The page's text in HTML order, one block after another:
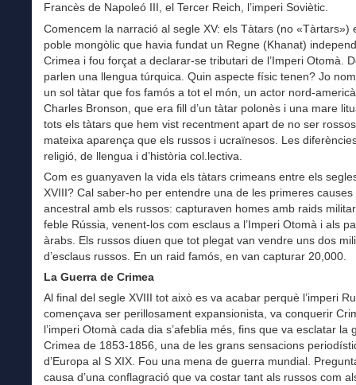
Francès de Napoleó III, el Tercer Reich, l’imperi Soviètic.
Comencem la narració al segle XV: els Tàtars (no «Tàrtars»)
poble mongòlic que havia fundat un Regne (Khanat)
Crimea i fou forçat a declarar-se tributari de l’Imperi Otomà.
parlen una llengua túrquica. Quin aspecte físic tenen? Jo
un sol tàtar que fos famós a tot el món, un actor nord-
Charles Bronson, que era fill d’un tàtar polonès i una mare
tots els tàtars que hem vist recentment apart de no ser
mateixa aparença que els russos i ucraïnesos. Les
religió, de llengua i d’història col.lectiva.
Com es guanyaven la vida els tàtars crimeans entre els
XVIII? Cal saber-ho per entendre una de les primeres causes
ancestral amb els russos: capturaven homes amb raids
feble Rússia, venent-los com esclaus a l’Imperi Otomà i als
àrabs. Els russos diuen que tot plegat van vendre uns dos
d’esclaus russos. En un raid famós, en van capturar 20,000.
La Guerra de Crimea
Al final del segle XVIII tot això es va acabar perquè l’imperi
començava ser perillosament expansionista, va conquerir
l’imperi Otomà cada dia s’afeblia més, fins que va esclatar la
Crimea de 1853-1856, una de les grans sensacions
d’Europa al S XIX. Fou una mena de guerra mundial.
causa d’una conflagració que va costar tant als russos com